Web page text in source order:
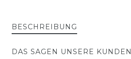
BESCHREIBUNG
DAS SAGEN UNSERE KUNDEN